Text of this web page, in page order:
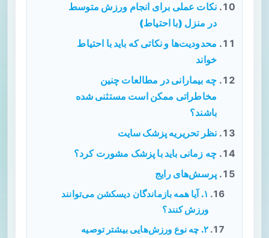
نکات عملی برای انجام ورزش متوسط
در منزل (با احتیاط)
محدودیت‌ها و نکاتی که باید با احتیاط
خواند
چه بیمارانی در مطالعات چنین
مخاطراتی ممکن است مستثنی شده
باشند؟
نظر تحریریه پزشک سایت
چه زمانی باید با پزشک مشورت کرد؟
پرسش‌های رایج
۱. آیا همه بازماندگان دیسکشن می‌توانند
ورزش کنند؟
۲. چه نوع ورزش‌هایی بیشتر توصیه